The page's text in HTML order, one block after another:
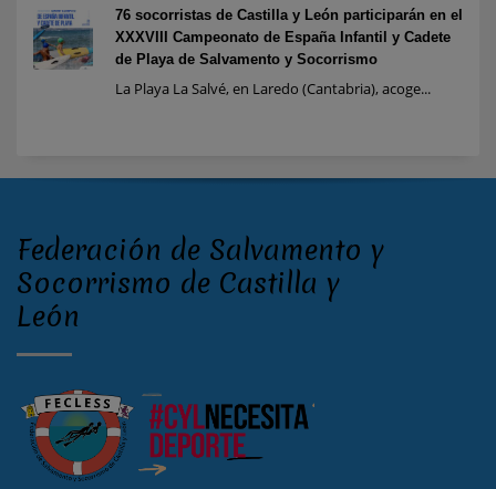
76 socorristas de Castilla y León participarán en el
XXXVIII Campeonato de España Infantil y Cadete
de Playa de Salvamento y Socorrismo
La Playa La Salvé, en Laredo (Cantabria), acoge...
Federación de Salvamento y
Socorrismo de Castilla y
León